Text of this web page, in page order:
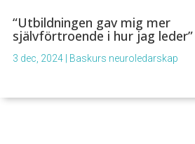
“Utbildningen gav mig mer
självförtroende i hur jag leder”
3 dec, 2024| Baskurs neuroledarskap